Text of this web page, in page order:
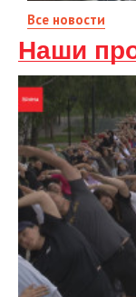
Все новости
Наши